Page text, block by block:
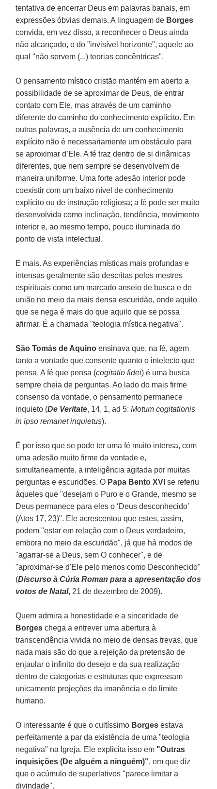
tentativa de encerrar Deus em palavras banais, em
expressões óbvias demais. A linguagem de Borges
convida, em vez disso, a reconhecer o Deus ainda
não alcançado, o do "invisível horizonte", aquele ao
qual "não servem (...) teorias concêntricas".
O pensamento místico cristão mantém em aberto a
possibilidade de se aproximar de Deus, de entrar
contato com Ele, mas através de um caminho
diferente do caminho do conhecimento explícito. Em
outras palavras, a ausência de um conhecimento
explícito não é necessariamente um obstáculo para
se aproximar d’Ele. A fé traz dentro de si dinâmicas
diferentes, que nem sempre se desenvolvem de
maneira uniforme. Uma forte adesão interior pode
coexistir com um baixo nível de conhecimento
explícito ou de instrução religiosa; a fé pode ser muito
desenvolvida como inclinação, tendência, movimento
interior e, ao mesmo tempo, pouco iluminada do
ponto de vista intelectual.
E mais. As experiências místicas mais profundas e
intensas geralmente são descritas pelos mestres
espirituais como um marcado anseio de busca e de
união no meio da mais densa escuridão, onde aquilo
que se nega é mais do que aquilo que se possa
afirmar. É a chamada "teologia mística negativa".
São Tomás de Aquino ensinava que, na fé, agem
tanto a vontade que consente quanto o intelecto que
pensa. A fé que pensa (cogitatio fidei) é uma busca
sempre cheia de perguntas. Ao lado do mais firme
consenso da vontade, o pensamento permanece
inquieto (De Veritate, 14, 1, ad 5:Motum cogitationis
in ipso remanet inquietus).
É por isso que se pode ter uma fé muito intensa, com
uma adesão muito firme da vontade e,
simultaneamente, a inteligência agitada por muitas
perguntas e escuridões. O Papa Bento XVI se referiu
àqueles que "desejam o Puro e o Grande, mesmo se
Deus permanece para eles o ‘Deus desconhecido’
(Atos 17, 23)". Ele acrescentou que estes, assim,
podem "estar em relação com o Deus verdadeiro,
embora no meio da escuridão", já que há modos de
"agarrar-se a Deus, sem O conhecer", e de
"aproximar-se d'Ele pelo menos como Desconhecido"
(Discurso à Cúria Roman para a apresentação dos
votos de Natal, 21 de dezembro de 2009).
Quem admira a honestidade e a sinceridade de
Borges chega a entrever uma abertura à
transcendência vivida no meio de densas trevas, que
nada mais são do que a rejeição da pretensão de
enjaular o infinito do desejo e da sua realização
dentro de categorias e estruturas que expressam
unicamente projeções da imanência e do limite
humano.
O interessante é que o cultíssimo Borges estava
perfeitamente a par da existência de uma "teologia
negativa" na Igreja. Ele explicita isso em "Outras
inquisições (De alguém a ninguém)", em que diz
que o acúmulo de superlativos "parece limitar a
divindade".